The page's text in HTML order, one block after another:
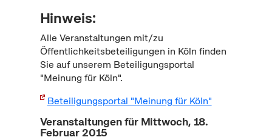
Hinweis:
Alle Veranstaltungen mit/zu
Öffentlichkeitsbeteiligungen in Köln finden
Sie auf unserem Beteiligungsportal
"Meinung für Köln".
Beteiligungsportal "Meinung für Köln"
Veranstaltungen für Mittwoch, 18.
Februar 2015